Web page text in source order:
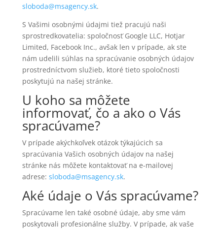
sloboda@msagency.sk.
S Vašimi osobnými údajmi tiež pracujú naši
sprostredkovatelia: spoločnosť Google LLC, Hotjar
Limited, Facebook Inc., avšak len v prípade, ak ste
nám udelili súhlas na spracúvanie osobných údajov
prostredníctvom služieb, ktoré tieto spoločnosti
poskytujú na našej stránke.
U koho sa môžete
informovať, čo a ako o Vás
spracúvame?
V prípade akýchkoľvek otázok týkajúcich sa
spracúvania Vašich osobných údajov na našej
stránke nás môžete kontaktovať na e-mailovej
adrese: sloboda@msagency.sk.
Aké údaje o Vás spracúvame?
Spracúvame len také osobné údaje, aby sme vám
poskytovali profesionálne služby. V prípade, ak vaše